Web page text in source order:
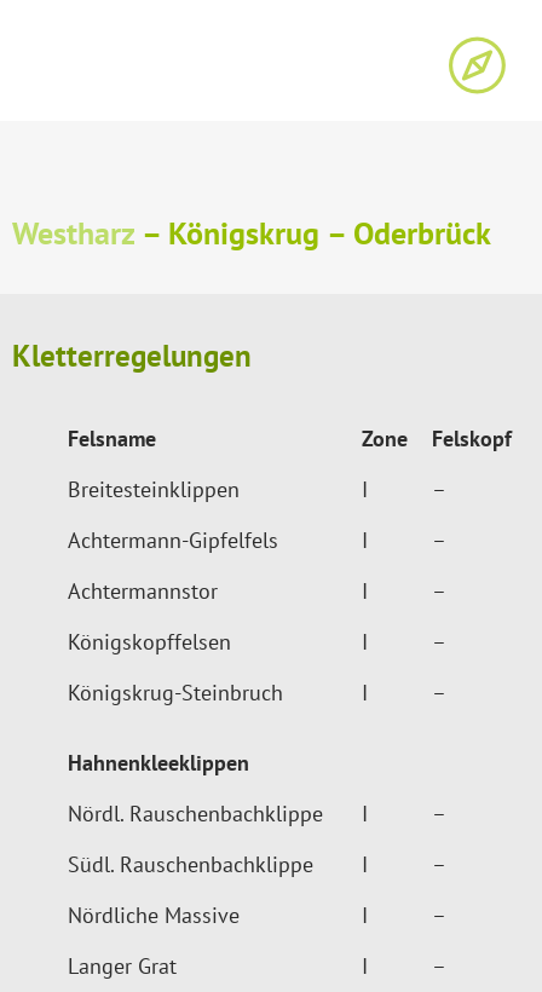
Westharz – Königskrug – Oderbrück
Kletterregelungen
Felsname Zone
Felskopf
Breitesteinklippen
I
–
Achtermann-Gipfelfels
I
–
Achtermannstor
I
–
Königskopffelsen
I
–
Königskrug-Steinbruch
I –
Hahnenkleeklippen
Nördl. Rauschenbachklippe
I
–
Südl. Rauschenbachklippe
I
–
Nördliche Massive
I
–
Langer Grat
I
–